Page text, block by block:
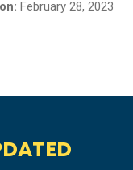
February 28, 2023